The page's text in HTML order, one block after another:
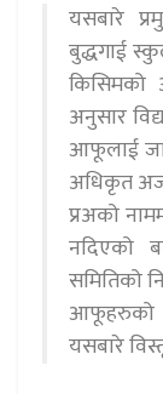
यसबारे
बुद्धगाई
किसिमको
अनुसार
आफूलाई
अधिकृत
प्रअको
नदिएको
समितिको
आफूहरुको
यसबारे